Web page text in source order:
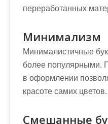
переработанных
Минимализм
Минималистичные
более популярными.
в оформлении
красоте самих цветов.
Смешанные